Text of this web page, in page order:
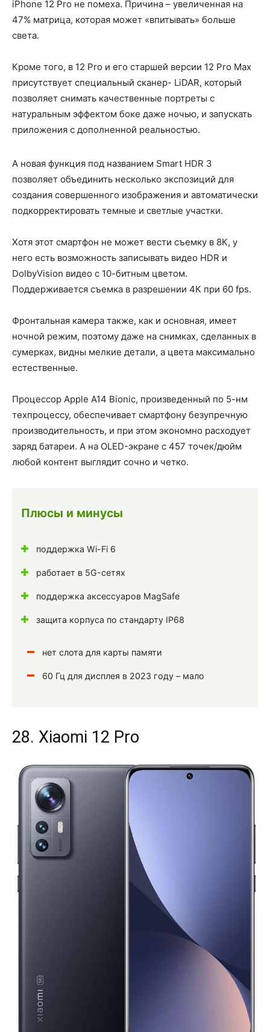
iPhone 12 Pro не помеха. Причина – увеличенная на
47% матрица, которая может «впитывать» больше
света.
Кроме того, в 12 Pro и его старшей версии 12 Pro Max
присутствует специальный сканер- LiDAR, который
позволяет снимать качественные портреты с
натуральным эффектом боке даже ночью, и запускать
приложения с дополненной реальностью.
А новая функция под названием Smart HDR 3
позволяет объединить несколько экспозиций для
создания совершенного изображения и автоматически
подкорректировать темные и светлые участки.
Хотя этот смартфон не может вести съемку в 8К, у
него есть возможность записывать видео HDR и
DolbyVision видео с 10-битным цветом.
Поддерживается съемка в разрешении 4К при 60 fps.
Фронтальная камера также, как и основная, имеет
ночной режим, поэтому даже на снимках, сделанных в
сумерках, видны мелкие детали, а цвета максимально
естественные.
Процессор Apple A14 Bionic, произведенный по 5-нм
техпроцессу, обеспечивает смартфону безупречную
производительность, и при этом экономно расходует
заряд батареи. А на OLED-экране с 457 точек/дюйм
любой контент выглядит сочно и четко.
Плюсы и минусы
поддержка Wi-Fi 6
работает в 5G-сетях
поддержка аксессуаров MagSafe
защита корпуса по стандарту IP68
нет слота для карты памяти
60 Гц для дисплея в 2023 году – мало
28. Xiaomi 12 Pro